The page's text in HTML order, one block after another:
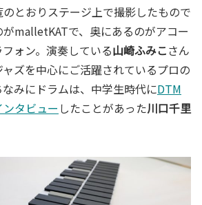
とおりステージ上で撮影したもので
malletKATで、奥にあるのがアコー
ォン。演奏している山崎ふみこさん
ズを中心にご活躍されているプロの
みにドラムは、中学生時代にDTM
タビュー したことがあった川口千里